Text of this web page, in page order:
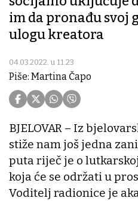
im da pronađu svoj
ulogu kreatora
04.03.2022. u 11:23
Piše: Martina Čapo
BJELOVAR – Iz
stiže nam još jedna
puta riječ je o
koja će se održati u
Voditelj radionice je